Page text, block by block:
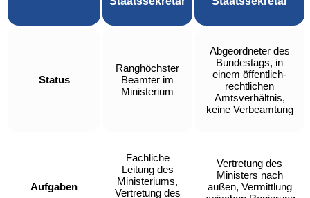
Status
Ranghöchster
Beamter im
Ministerium
Abgeordneter des
Bundestags, in
einem öffentlich-
rechtlichen
Amtsverhältnis,
keine Verbeamtung
Aufgaben
Fachliche
Leitung des
Ministeriums,
Vertretung des
Vertretung des
Ministers nach
außen, Vermittlung